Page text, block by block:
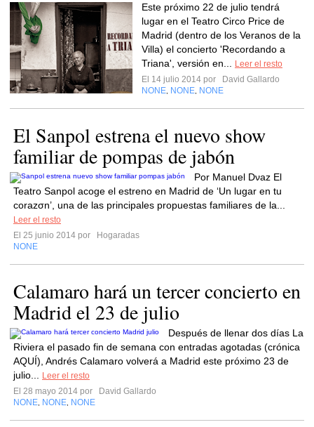
Este próximo 22 de julio tendrá
lugar en el Teatro Circo Price de
Madrid (dentro de los Veranos de la
Villa) el concierto 'Recordando a
Triana', versión en...
Leer el resto
El 14 julio 2014 por
David Gallardo
NONE NONE NONE
El Sanpol estrena el nuevo show
familiar de pompas de jabón
Por Manuel Dνaz El
Teatro Sanpol acoge el estreno en Madrid de ‘Un lugar en tu
corazσn’, una de las principales propuestas familiares de la...
Leer el resto
El 25 junio 2014 por
Hogaradas
NONE
Calamaro hará un tercer concierto en
Madrid el 23 de julio
Después de llenar dos días La
Riviera el pasado fin de semana con entradas agotadas (crónica
AQUÍ), Andrés Calamaro volverá a Madrid este próximo 23 de
julio...
Leer el resto
El 28 mayo 2014 por
David Gallardo
NONE NONE NONE